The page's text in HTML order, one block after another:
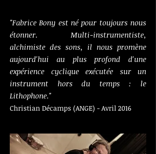
"Fabrice Bony est né pour toujours nous
étonner. Multi-instrumentiste,
alchimiste des sons, il nous promène
aujourd'hui au plus profond d'une
expérience cyclique exécutée sur un
instrument hors du temps : le
Lithophone."
Christian Décamps (ANGE) - Avril 2016